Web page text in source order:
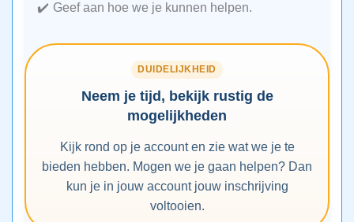
Geef aan hoe we je kunnen helpen.
DUIDELIJKHEID
Neem je tijd, bekijk rustig de
mogelijkheden
Kijk rond op je account en zie wat we je te
bieden hebben. Mogen we je gaan helpen? Dan
kun je in jouw account jouw inschrijving
voltooien.